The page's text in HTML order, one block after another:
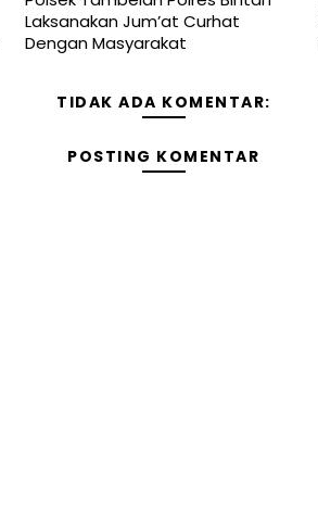
Laksanakan Jum’at Curhat
Dengan Masyarakat
TIDAK ADA KOMENTAR:
POSTING KOMENTAR